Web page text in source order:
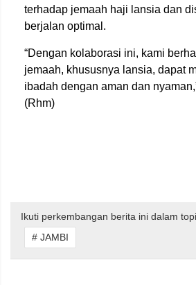
terhadap jemaah haji lansia dan
berjalan optimal.
“Dengan kolaborasi ini, kami
jemaah, khususnya lansia, dapat
ibadah dengan aman dan
(Rhm)
Ikuti perkembangan berita ini dalam
# JAMBI